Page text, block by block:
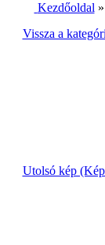
Kezdőoldal »
Vissza a
Utolsó kép